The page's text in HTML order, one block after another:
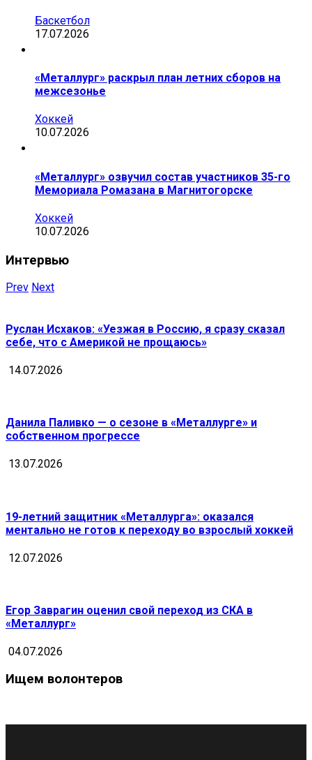
Баскетбол
17.07.2026
«Металлург» раскрыл план летних сборов на
межсезонье
Хоккей
10.07.2026
«Металлург» озвучил состав участников 35-го
Мемориала Ромазана в Магнитогорске
Хоккей
10.07.2026
Интервью
Prev Next
Руслан Исхаков: «Уезжая в Россию, я сразу сказал
себе, что с Америкой не прощаюсь»
14.07.2026
Данила Паливко — о сезоне в «Металлурге» и
собственном прогрессе
13.07.2026
19-летний защитник «Металлурга»: оказался
ментально не готов к переходу во взрослый хоккей
12.07.2026
Егор Заврагин оценил свой переход из СКА в
«Металлург»
04.07.2026
Ищем волонтеров